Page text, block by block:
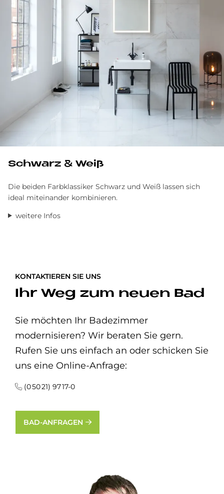
Schwarz & Weiß
Die beiden Farbklassiker Schwarz und Weiß lassen sich
ideal miteinander kombinieren.
weitere Infos
KONTAKTIEREN SIE UNS
Ihr Weg zum neuen Bad
Sie möchten Ihr Badezimmer
modernisieren? Wir beraten Sie gern.
Rufen Sie uns einfach an oder schicken Sie
uns eine Online-Anfrage:
(0 50 21) 97 17-0
BAD-ANFRAGEN